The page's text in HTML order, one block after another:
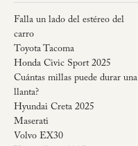
Falla un lado del estéreo del
carro
Toyota Tacoma
Honda Civic Sport 2025
Cuántas millas puede durar una
llanta?
Hyundai Creta 2025
Maserati
Volvo EX30